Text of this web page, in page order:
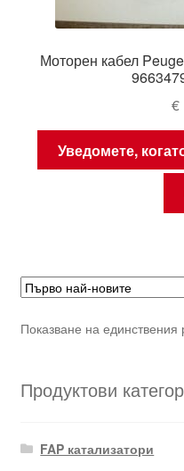
Моторен кабел
€
Уведомете,
Показване на единствения
Продуктови
FAP катализатори